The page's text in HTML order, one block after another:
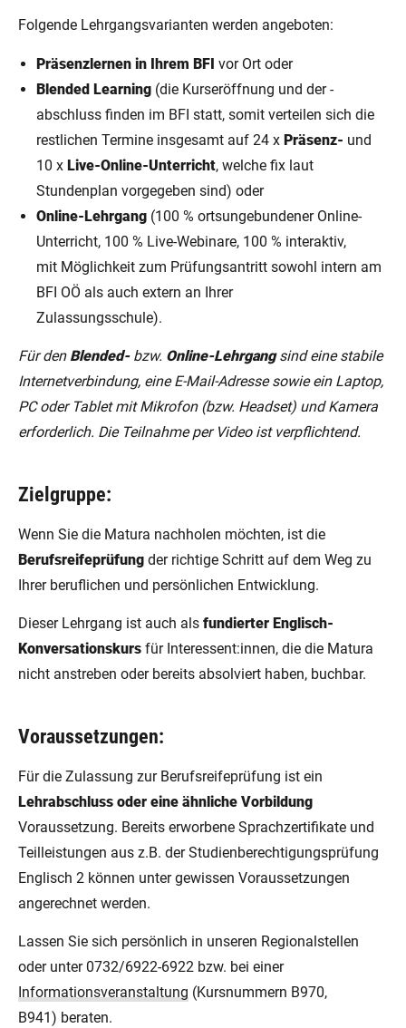
Folgende Lehrgangsvarianten werden angeboten:
Präsenzlernen in Ihrem BFI vor Ort oder
Blended Learning (die Kurseröffnung und der -
abschluss finden im BFI statt, somit verteilen sich die
restlichen Termine insgesamt auf 24 x Präsenz- und
10 x Live-Online-Unterricht, welche fix laut
Stundenplan vorgegeben sind) oder
Online-Lehrgang (100 % ortsungebundener Online-
Unterricht, 100 % Live-Webinare, 100 % interaktiv,
mit Möglichkeit zum Prüfungsantritt sowohl intern am
BFI OÖ als auch extern an Ihrer
Zulassungsschule).
Für den Blended- bzw. Online-Lehrgangsind eine stabile
Internetverbindung, eine E-Mail-Adresse sowie ein Laptop,
PC oder Tablet mit Mikrofon (bzw. Headset) und Kamera
erforderlich. Die Teilnahme per Video ist verpflichtend.
Zielgruppe:
Wenn Sie die Matura nachholen möchten, ist die
Berufsreifeprüfung der richtige Schritt auf dem Weg zu
Ihrer beruflichen und persönlichen Entwicklung.
Dieser Lehrgang ist auch als fundierter Englisch-
Konversationskurs für Interessent:innen, die die Matura
nicht anstreben oder bereits absolviert haben, buchbar.
Voraussetzungen:
Für die Zulassung zur Berufsreifeprüfung ist ein
Lehrabschluss oder eine ähnliche Vorbildung
Voraussetzung. Bereits erworbene Sprachzertifikate und
Teilleistungen aus z.B. der Studienberechtigungsprüfung
Englisch 2 können unter gewissen Voraussetzungen
angerechnet werden.
Lassen Sie sich persönlich in unseren Regionalstellen
oder unter 0732/6922-6922 bzw. bei einer
Informationsveranstaltung (Kursnummern B970,
B941) beraten.